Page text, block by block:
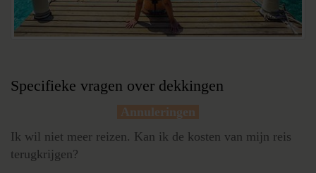
Specifieke vragen over dekkingen
Annuleringen
Ik wil niet meer reizen. Kan ik de kosten van mijn reis
terugkrijgen?